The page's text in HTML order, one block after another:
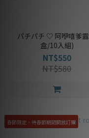
パチパチ ♡ 阿咿嘻爹
盒/10入組)
NT$550
NT$580
春節限定，待春節期間開放訂購